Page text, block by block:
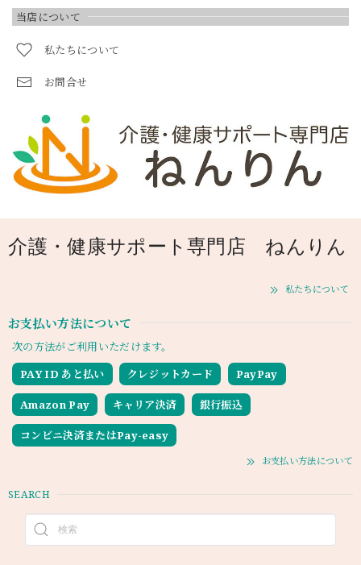
当店について
私たちについて
お問合せ
介護・健康サポート専門店 ねんりん
私たちについて
お支払い方法について
次の方法がご利用いただけます。
PAY ID あと払い
クレジットカード PayPay
Amazon Pay キャリア決済 銀行振込
コンビニ決済またはPay-easy
お支払い方法について
SEARCH